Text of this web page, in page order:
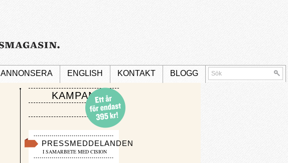
ANNONSERA ENGLISH KONTAKT BLOGG
KAMPANJ
PRESSMEDDELANDEN
I SAMARBETE MED CISION